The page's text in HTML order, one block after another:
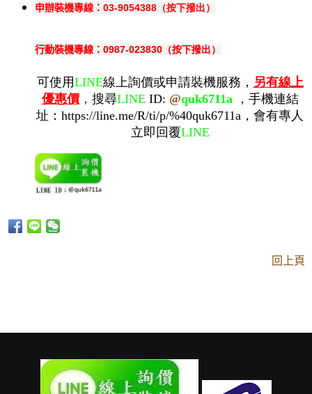
申辦裝機專線： 03-9054388 （按下撥出）
行動裝機專線 ： 0987-023830（按下撥出）
可使用LINE線上詢價或申請裝機服務， 另有線上
優惠價， 搜尋LINE ID: @quk6711a，手機連結
址： https://line.me/R/ti/p/%40quk6711a ，會有專人
立即回覆LINE
回上頁